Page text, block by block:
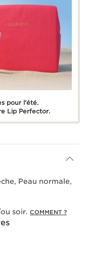
pour l'été.
Lip Perfector.
Peau normale,
soir. COMMENT ?